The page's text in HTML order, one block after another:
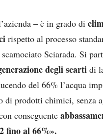
– è in grado di
rispetto al processo
Sciarada. Si
degli scarti di
del 66% l’acqua
di prodotti chimici, senza
conseguente
fino al 66%».